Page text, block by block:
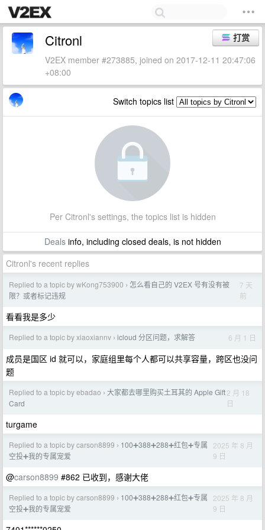
打赏
Citronl
V2EX member #273885, joined on 2017-12-11 20:47:06
+08:00
Switch topics list
Per Citronl's settings, the topics list is hidden
Dealsinfo, including closed deals, is not hidden
Citronl's recent replies
Replied to a topic by wKong753900 › 怎么看自己的 V2EX 号有没有被
限？或者标记违规
7 天
前
看看我是多少
Replied to a topic by xiaoxiannv › icloud 分区问题，求解答 6 月 1 日
成员是国区 id 就可以，家庭组里每个人都可以共享容量，跨区也没问
题
Replied to a topic by ebadao › 大家都去哪里购买土耳其的 Apple Gift
Card
2 月 18
日
turgame
Replied to a topic by carson8899 › 100➕388➕288➕红包➕专属
空投➕我的专属宠爱
2025 年 8 月
9 日
@carson8899 #862 已收到，感谢大佬
Replied to a topic by carson8899 › 100➕388➕288➕红包➕专属
空投➕我的专属宠爱
2025 年 8 月
9 日